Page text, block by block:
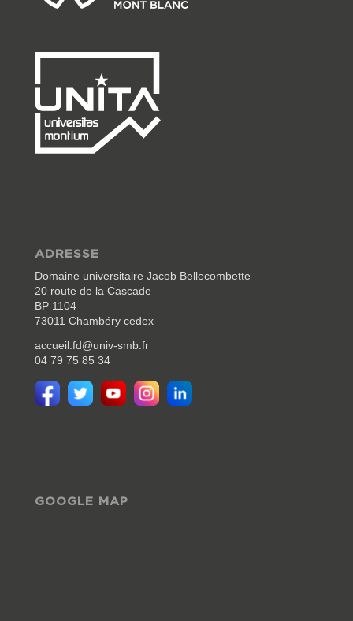
ADRESSE
Domaine universitaire Jacob Bellecombette
20 route de la Cascade
BP 1104
73011 Chambéry cedex
accueil.fd@univ-smb.fr
04 79 75 85 34
GOOGLE MAP